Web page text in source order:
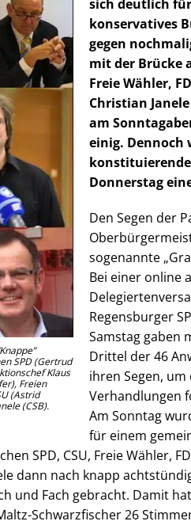
SPD (Gertrud
Klaus
Freien
(Astrid
(CSB).
sich deutlich
konservatives
gegen
mit der Brücke
Freie Wähler,
Christian
am
einig. Dennoch
Donnerstag
Den Segen der
sogenannte
Bei einer online
Regensburger
Samstag gaben
Drittel der 46
ihren Segen, um
Verhandlungen
Am Sonntag
für einem
SPD, CSU, Freie Wähler,
dann nach knapp
und Fach gebracht. Damit
Schwarzfischer 26